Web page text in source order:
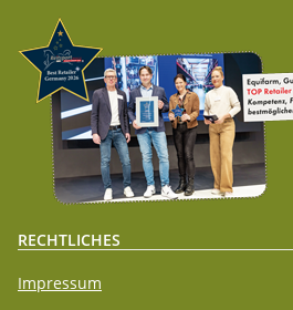
RECHTLICHES
Impressum